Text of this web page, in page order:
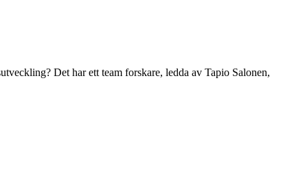
Det har ett team forskare, ledda av Tapio Salonen,